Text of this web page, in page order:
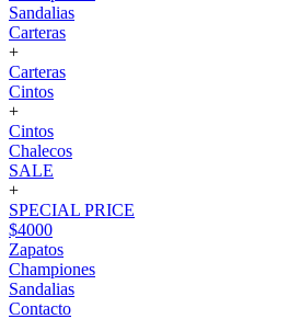
Sandalias
Carteras
+
Carteras
Cintos
+
Cintos
Chalecos
SALE
+
SPECIAL PRICE
$4000
Zapatos
Championes
Sandalias
Contacto